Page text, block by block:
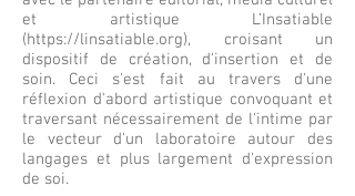
et artistique L’Insatiable
(https://linsatiable.org), croisant un
dispositif de création, d'insertion et de
soin. Ceci s'est fait au travers d'une
réflexion d'abord artistique convoquant et
traversant nécessairement de l'intime par
le vecteur d'un laboratoire autour des
langages et plus largement d'expression
de soi.